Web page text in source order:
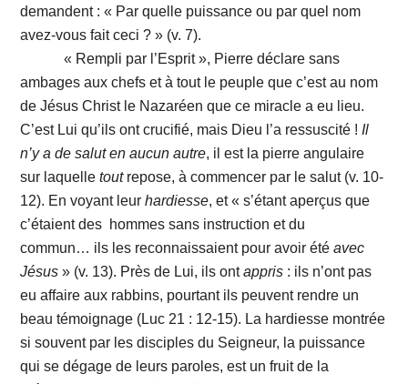
demandent : « Par quelle puissance ou par quel nom
avez-vous fait ceci ? » (v. 7).
« Rempli par l’Esprit », Pierre déclare sans
ambages aux chefs et à tout le peuple que c’est au nom
de Jésus Christ le Nazaréen que ce miracle a eu lieu.
C’est Lui qu’ils ont crucifié, mais Dieu l’a ressuscité ! Il
n’y a de salut en aucun autre, il est la pierre angulaire
sur laquelletoutrepose, à commencer par le salut (v. 10-
12). En voyant leurhardiesse, et « s’étant aperçus que
c’étaient des hommes sans instruction et du
commun… ils les reconnaissaient pour avoir étéavec
Jésus » (v. 13). Près de Lui, ils ontappris : ils n’ont pas
eu affaire aux rabbins, pourtant ils peuvent rendre un
beau témoignage (Luc 21 : 12-15). La hardiesse montrée
si souvent par les disciples du Seigneur, la puissance
qui se dégage de leurs paroles, est un fruit de la